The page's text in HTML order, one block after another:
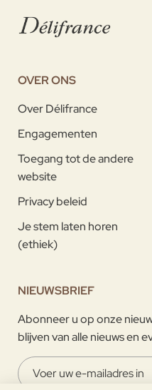
OVER ONS
Over Délifrance
Engagementen
Toegang tot de andere
website
Privacy beleid
Je stem laten horen
(ethiek)
NIEUWSBRIEF
Abonneer u op onze
blijven van alle nieuws en